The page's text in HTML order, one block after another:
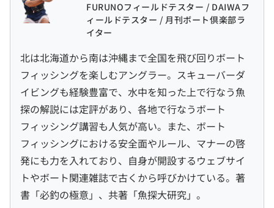
FURUNOフィールドテスター / DAIWAフ
ィールドテスター / 月刊ボート倶楽部ラ
イター
北は北海道から南は沖縄まで全国を飛び回りボート
フィッシングを楽しむアングラー。スキューバーダ
イビングも経験豊富で、水中を知った上で行なう魚
探の解説には定評があり、各地で行なうボート
フィッシング講習も人気が高い。また、ボート
フィッシングにおける安全面やルール、マナーの啓
発にも力を入れており、自身が開設するウェブサイ
トやボート関連雑誌で古くから呼びかけている。著
書「必釣の極意」、共著「魚探大研究」。